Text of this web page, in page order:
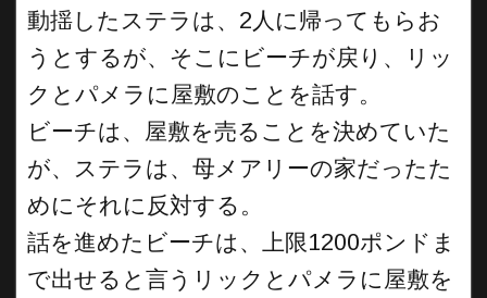
動揺したステラは、2人に帰ってもらお
うとするが、そこにビーチが戻り、リッ
クとパメラに屋敷のことを話す。
ビーチは、屋敷を売ることを決めていた
が、ステラは、母メアリーの家だったた
めにそれに反対する。
話を進めたビーチは、上限1200ポンドま
で出せると言うリックとパメラに屋敷を